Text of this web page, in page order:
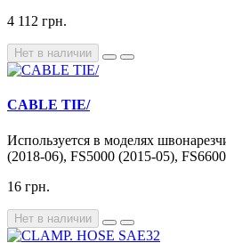
4 112 грн.
Нет в наличии
CABLE TIE/
Используется в моделях
(2018-06), FS5000 (2015-05),
16 грн.
Нет в наличии